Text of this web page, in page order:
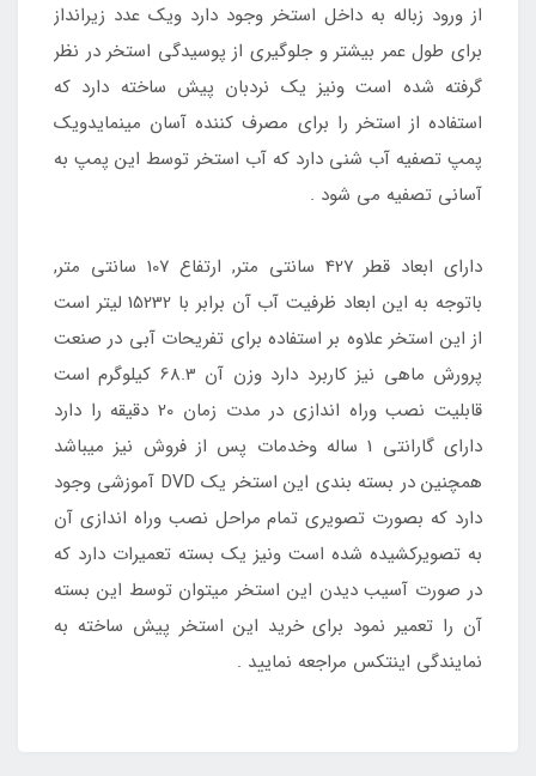
از ورود زباله به داخل استخر وجود دارد ویک عدد زیرانداز
برای طول عمر بیشتر و جلوگیری از پوسیدگی استخر در نظر
گرفته شده است ونیز یک نردبان پیش ساخته دارد که
استفاده از استخر را برای مصرف کننده آسان مینمایدویک
پمپ تصفیه آب شنی دارد که آب استخر توسط این پمپ به
آسانی تصفیه می شود .
دارای ابعاد قطر 427 سانتی متر, ارتفاع 107 سانتی متر,
باتوجه به این ابعاد ظرفیت آب آن برابر با 15232 لیتر است
از این استخر علاوه بر استفاده برای تفریحات آبی در صنعت
پرورش ماهی نیز کاربرد دارد وزن آن 68.3 کیلوگرم است
قابلیت نصب وراه اندازی در مدت زمان 20 دقیقه را دارد
دارای گارانتی 1 ساله وخدمات پس از فروش نیز میباشد
همچنین در بسته بندی این استخر یک DVD آموزشی وجود
دارد که بصورت تصویری تمام مراحل نصب وراه اندازی آن
به تصویرکشیده شده است ونیز یک بسته تعمیرات دارد که
در صورت آسیب دیدن این استخر میتوان توسط این بسته
آن را تعمیر نمود برای خرید این استخر پیش ساخته به
نمایندگی اینتکس مراجعه نمایید .